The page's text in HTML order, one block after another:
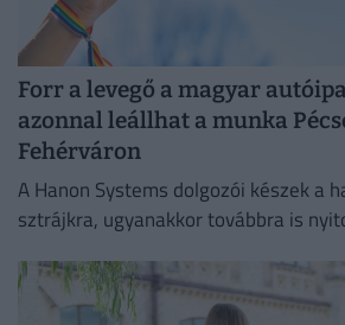
Forr a levegő a magyar
azonnal leállhat a munka
Fehérváron
A Hanon Systems dolgozói készek a
sztrájkra, ugyanakkor továbbra is